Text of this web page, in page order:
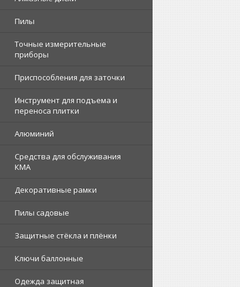
Пилы
Точные измерительные
приборы
Приспособления для заточки
Инструмент для подъема и
переноса плитки
Алюминий
Средства для обслуживания
КМА
Декоративные рамки
Пилы садовые
Защитные стёкла и плёнки
Ключи баллонные
Одежда защитная